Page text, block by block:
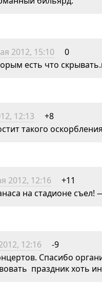
2012, 15:10
0
есть что
12:13
+8
такого оскорбления
2012, 12:16
+11
на стадионе съел!
12:16
-9
Спасибо
праздник хоть